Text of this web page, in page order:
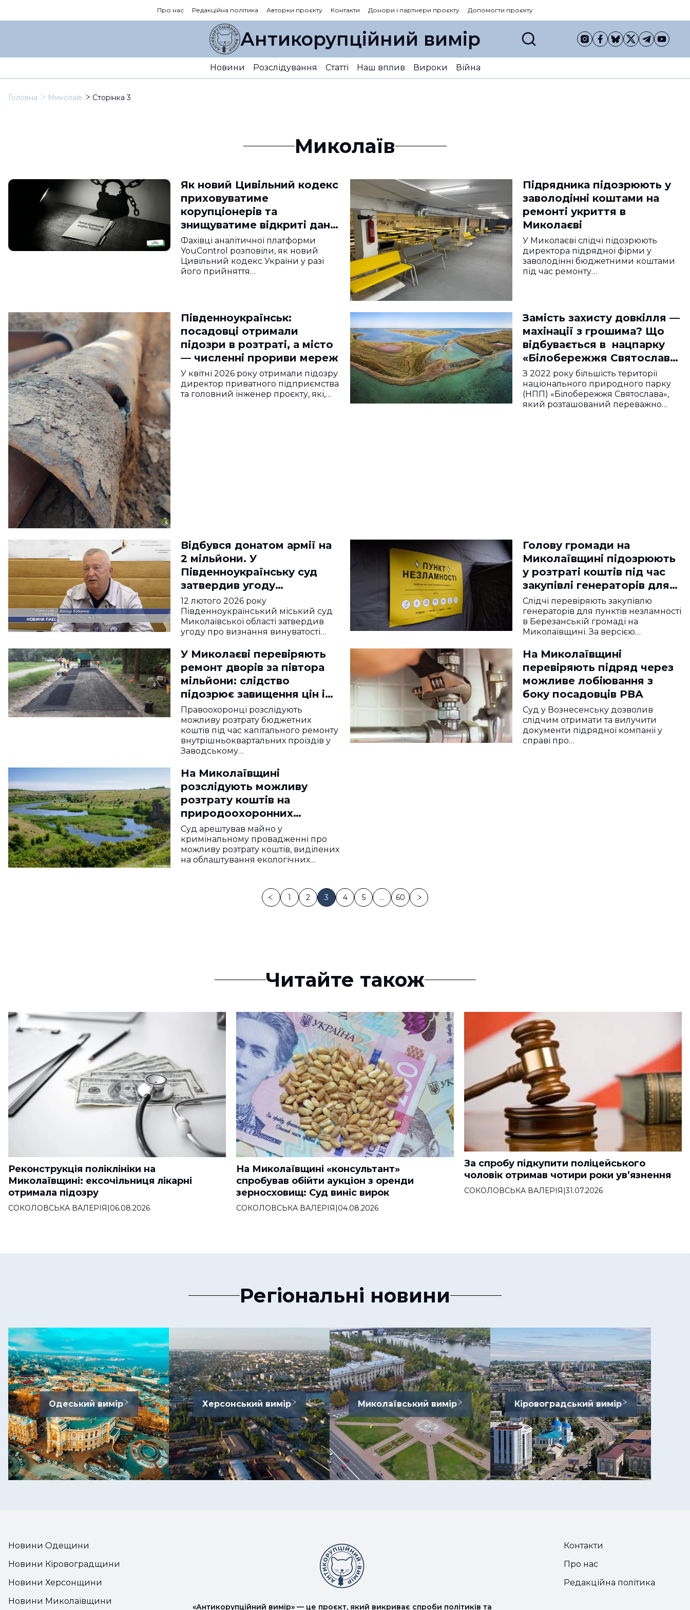
Про нас Редакційна політика Авторки проєкту Контакти Донори і партнери проєкту Допомогти проєкту
Антикорупційний вимір
Новини Розслідування Статті Наш вплив Вироки Війна
Головна Миколаїв Сторінка 3
Миколаїв
Як новий Цивільний кодекс
приховуватиме
корупціонерів та
знищуватиме відкриті дані
розповіли в YouControl
Фахівці аналітичної платформи
YouControl розповіли, як новий
Цивільний кодекс України у разі
його прийняття…
Підрядника підозрюють у
заволодінні коштами на
ремонті укриття в
Миколаєві
У Миколаєві слідчі підозрюють
директора підрядної фірми у
заволодінні бюджетними коштами
під час ремонту…
Південноукраїнськ:
посадовці отримали
підозри в розтраті, а місто
— численні прориви мереж
У квітні 2026 року отримали підозру
директор приватного підприємства
та головний інженер проєкту, які,…
Замість захисту довкілля —
махінації з грошима? Що
відбувається в нацпарку
«Білобережжя Святослава»
і чому там бояться
повернення ексдиректора
З 2022 року більшість території
національного природного парку
(НПП) «Білобережжя Святослава»,
який розташований переважно…
Відбувся донатом армії на
2 мільйони. У
Південноукраїнську суд
затвердив угоду
колаборанту, який
працював на АЕС і
отримував бюджетні
підряди
12 лютого 2026 року
Південноукраїнський міський суд
Миколаївської області затвердив
угоду про визнання винуватості…
Голову громади на
Миколаївщині підозрюють
у розтраті коштів під час
закупівлі генераторів для
пунктів незламності
Слідчі перевіряють закупівлю
генераторів для пунктів незламності
в Березанській громаді на
Миколаївщині. За версією…
У Миколаєві перевіряють
ремонт дворів за півтора
мільйони: слідство
підозрює завищення цін і
неякісний асфальт
Правоохоронці розслідують
можливу розтрату бюджетних
коштів під час капітального ремонту
внутрішньоквартальних проїздів у
Заводському…
На Миколаївщині
перевіряють підряд через
можливе лобіювання з
боку посадовців РВА
Суд у Вознесенську дозволив
слідчим отримати та вилучити
документи підрядної компанії у
справі про…
На Миколаївщині
розслідують можливу
розтрату коштів на
природоохоронних
заходах
Суд арештував майно у
кримінальному провадженні про
можливу розтрату коштів, виділених
на облаштування екологічних…
1 2 3 4 5 … 60
Читайте також
Реконструкція поліклініки на
Миколаївщині: ексочільниця лікарні
отримала підозру
СОКОЛОВСЬКА ВАЛЕРІЯ|06.08.2026
На Миколаївщині «консультант»
спробував обійти аукціон з оренди
зерносховищ: Суд виніс вирок
СОКОЛОВСЬКА ВАЛЕРІЯ|04.08.2026
За спробу підкупити поліцейського
чоловік отримав чотири роки ув’язнення
СОКОЛОВСЬКА ВАЛЕРІЯ|31.07.2026
Регіональні новини
Одеський вимір Херсонський вимір Миколаївський вимір Кіровоградський вимір
Новини Одещини
Новини Кіровоградщини
Новини Херсонщини
Новини Миколаївщини
«Антикорупційний вимір» — це проєкт, який викриває спроби політиків та
Контакти
Про нас
Редакційна політика